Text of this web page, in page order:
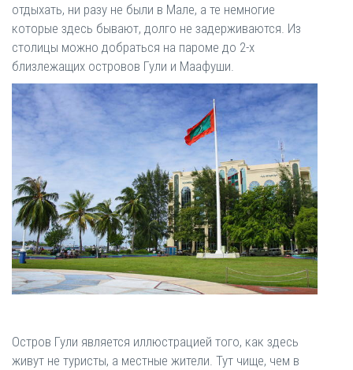
отдыхать, ни разу не были в Мале, а те немногие
которые здесь бывают, долго не задерживаются. Из
столицы можно добраться на пароме до 2-х
близлежащих островов Гули и Маафуши.
Остров Гули является иллюстрацией того, как здесь
живут не туристы, а местные жители. Тут чище, чем в